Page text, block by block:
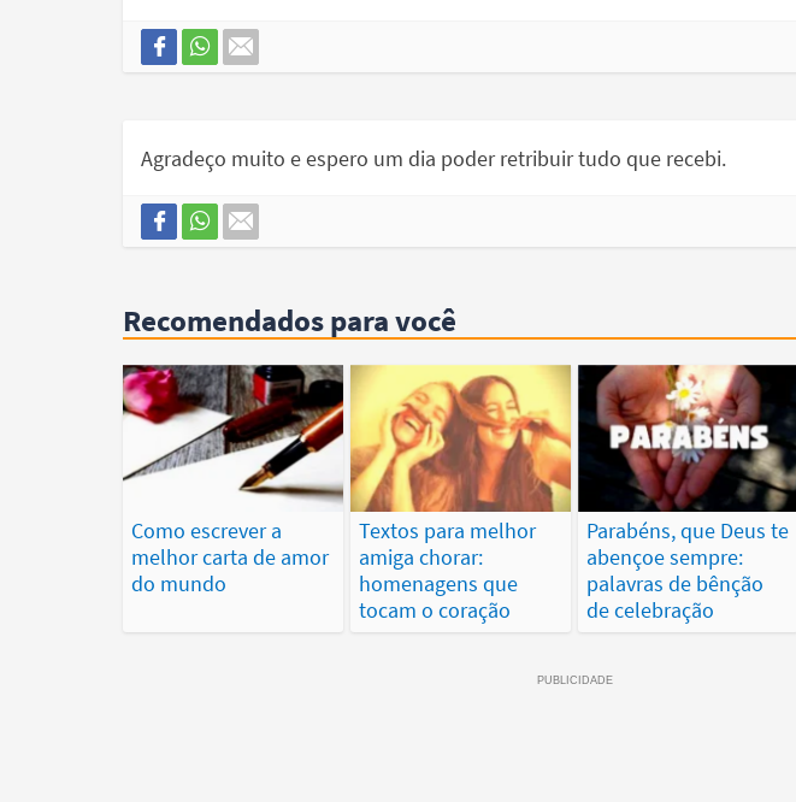
Agradeço muito e espero um dia poder retribuir tudo que recebi.
Recomendados para você
Como escrever a
melhor carta de amor
do mundo
Textos para melhor
amiga chorar:
homenagens que
tocam o coração
Parabéns, que Deus te
abençoe sempre:
palavras de bênção
de celebração